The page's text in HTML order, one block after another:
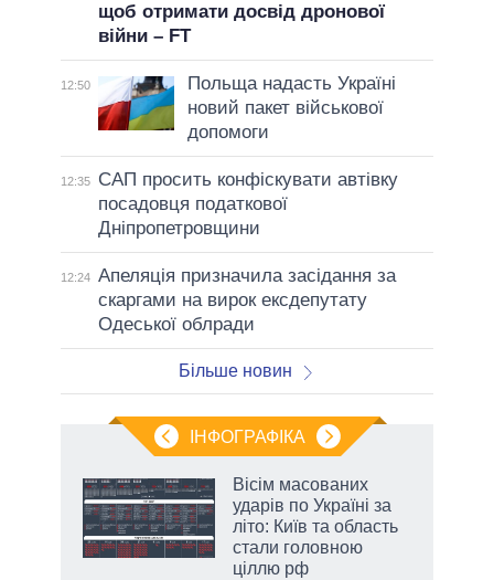
щоб отримати досвід дронової
війни – FT
12:50
Польща надасть Україні
новий пакет військової
допомоги
12:35
САП просить конфіскувати автівку
посадовця податкової
Дніпропетровщини
12:24 Апеляція призначила засідання за
скаргами на вирок ексдепутату
Одеської облради
Більше новин
ІНФОГРАФІКА
Вісім масованих
ударів по Україні за
літо: Київ та область
стали головною
ціллю рф